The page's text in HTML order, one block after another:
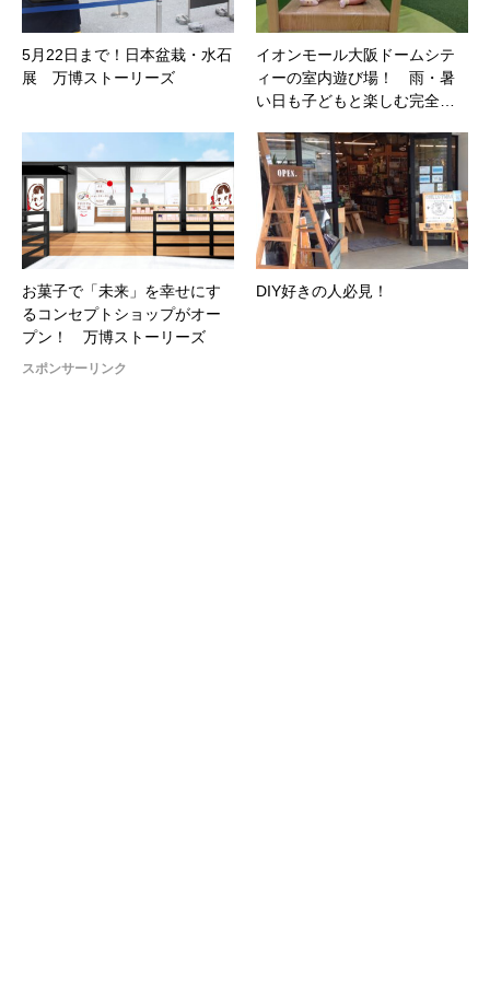
5月22日まで！日本盆栽・水石
展 万博ストーリーズ
​イオンモール大阪ドームシテ
ィーの室内遊び場！ 雨・暑
い日も子どもと楽しむ完全…
お菓子で「未来」を幸せにす
るコンセプトショップがオー
プン！ 万博ストーリーズ
DIY好きの人必見！
スポンサーリンク